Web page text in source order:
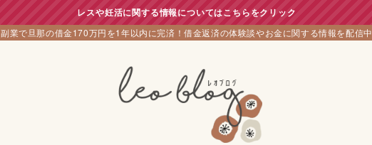
レスや妊活に関する情報についてはこちらをクリック
副業で旦那の借金170万円を1年以内に完済！借金返済の体験談やお金に関する情報を配信中